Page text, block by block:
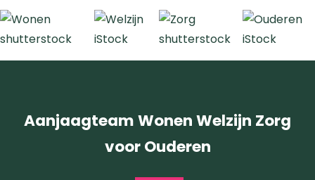
Aanjaagteam Wonen Welzijn Zorg
voor Ouderen